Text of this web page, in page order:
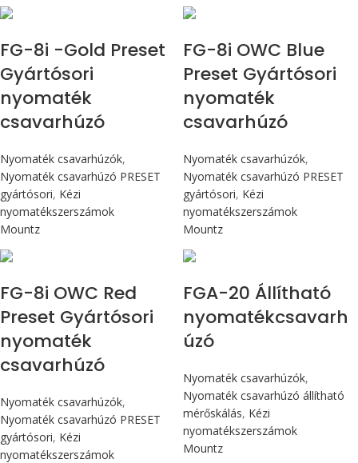
FG-8i -Gold Preset
Gyártósori
nyomaték
csavarhúzó
Nyomaték csavarhúzók,
Nyomaték csavarhúzó PRESET
gyártósori, Kézi
nyomatékszerszámok
Mountz
FG-8i OWC Blue
Preset Gyártósori
nyomaték
csavarhúzó
Nyomaték csavarhúzók,
Nyomaték csavarhúzó PRESET
gyártósori, Kézi
nyomatékszerszámok
Mountz
FG-8i OWC Red
Preset Gyártósori
nyomaték
csavarhúzó
Nyomaték csavarhúzók,
Nyomaték csavarhúzó PRESET
gyártósori, Kézi
nyomatékszerszámok
FGA-20 Állítható
nyomatékcsavarh
úzó
Nyomaték csavarhúzók,
Nyomaték csavarhúzó állítható
mérőskálás, Kézi
nyomatékszerszámok
Mountz